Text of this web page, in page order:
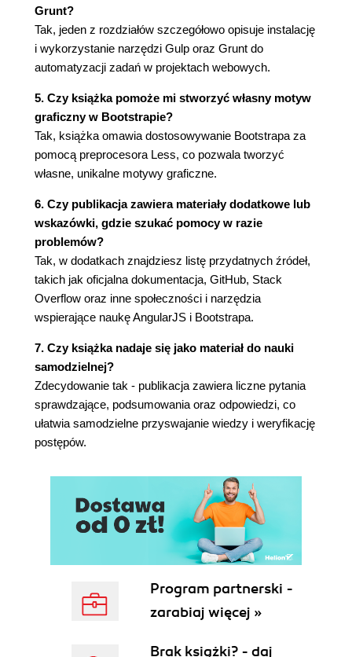
Konstruowanie widoku Wyświetl kontakt (73)
Tytuł i Gravatar (74)
Klasa form-horizontal (75)
Pytania sprawdzające (77)
Rozdział 6. CRUD (79)
R jak Read (79)
Współdzielenie danych między widokami (80)
Tworzenie niestandardowej dyrektywy (86)
Wyszukiwanie oraz definiowanie klasy dla
aktywnej strony aplikacji (92)
C jak Create (94)
U jak Update (95)
Właściwość scope (96)
Kontroler (96)
Łączenie elementów (97)
D jak Delete (100)
Pytania sprawdzające (101)
Podsumowanie (101)
Rozdział 7. AngularStrap (103)
Instalowanie AngularStrapa (103)
Zastosowanie AngularStrapa (104)
Okienko podpowiedzi (105)
Okienka wyskakujące (107)
Ostrzeżenia (108)
Zastosowanie usług AngularStrapa (109)
Integrowanie AngularStrapa (110)
Podsumowanie (113)
Rozdział 8. Komunikacja z serwerem (115)
Łączenie za pośrednictwem usługi $http (116)
Grunt?
Tak, jeden z rozdziałów szczegółowo opisuje instalację
i wykorzystanie narzędzi Gulp oraz Grunt do
automatyzacji zadań w projektach webowych.
5. Czy książka pomoże mi stworzyć własny motyw
graficzny w Bootstrapie?
Tak, książka omawia dostosowywanie Bootstrapa za
pomocą preprocesora Less, co pozwala tworzyć
własne, unikalne motywy graficzne.
6. Czy publikacja zawiera materiały dodatkowe lub
wskazówki, gdzie szukać pomocy w razie
problemów?
Tak, w dodatkach znajdziesz listę przydatnych źródeł,
takich jak oficjalna dokumentacja, GitHub, Stack
Overflow oraz inne społeczności i narzędzia
wspierające naukę AngularJS i Bootstrapa.
7. Czy książka nadaje się jako materiał do nauki
samodzielnej?
Zdecydowanie tak - publikacja zawiera liczne pytania
sprawdzające, podsumowania oraz odpowiedzi, co
ułatwia samodzielne przyswajanie wiedzy i weryfikację
postępów.
Program partnerski -
zarabiaj więcej »
Brak książki? - daj